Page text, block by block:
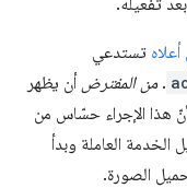
تستدعي
من المفترضأن يظهر
الإجراء حسّاس من
العاملة وبدأ
الصورة.